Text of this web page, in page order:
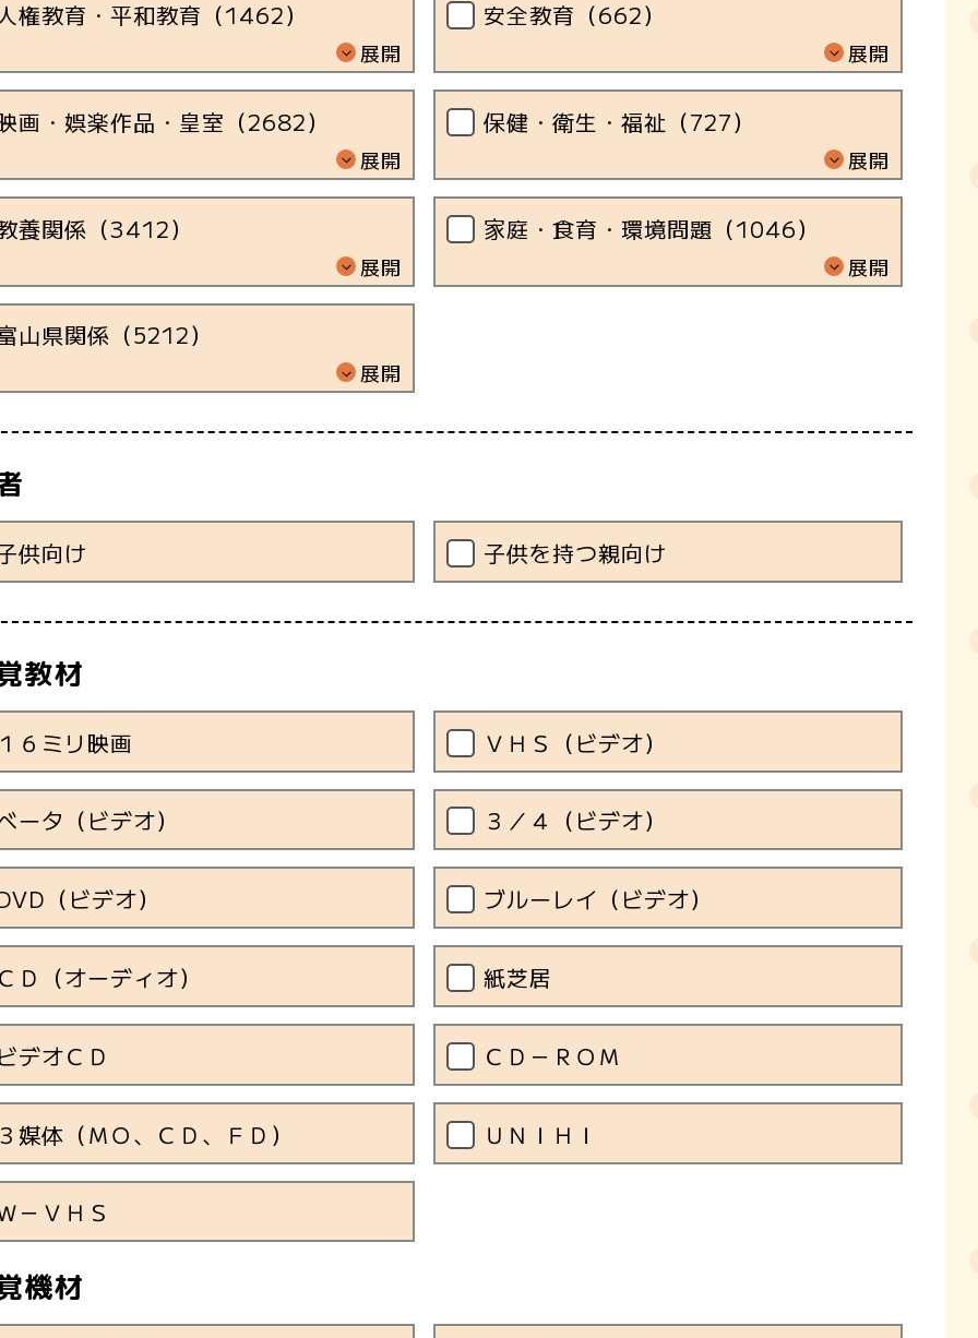
権教育・平和教育（1462）
展開
安全教育（662）
展開
画・娯楽作品・皇室（2682）
展開
保健・衛生・福祉（727）
展開
養関係（3412）
展開
家庭・食育・環境問題（1046）
展開
山県関係（5212）
展開
供向け 子供を持つ親向け
教材
６ミリ映画 ＶＨＳ（ビデオ）
ータ（ビデオ） ３／４（ビデオ）
（ビデオ） ブルーレイ（ビデオ）
Ｄ（オーディオ） 紙芝居
デオＣＤ ＣＤ－ＲＯＭ
媒体（ＭＯ、ＣＤ、ＦＤ） ＵＮＩＨＩ
－ＶＨＳ
機材